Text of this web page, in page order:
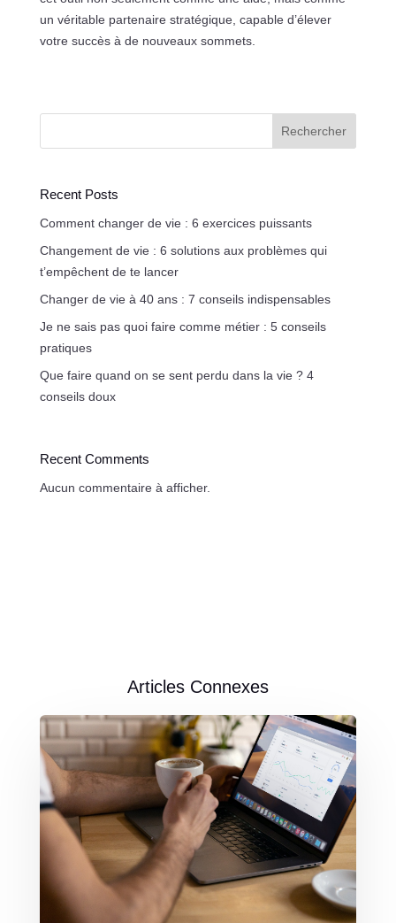
un véritable partenaire stratégique, capable d’élever
votre succès à de nouveaux sommets.
Rechercher
Recent Posts
Comment changer de vie : 6 exercices puissants
Changement de vie : 6 solutions aux problèmes qui
t’empêchent de te lancer
Changer de vie à 40 ans : 7 conseils indispensables
Je ne sais pas quoi faire comme métier : 5 conseils
pratiques
Que faire quand on se sent perdu dans la vie ? 4
conseils doux
Recent Comments
Aucun commentaire à afficher.
Articles Connexes